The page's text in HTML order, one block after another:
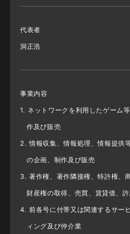
代表者
洞正浩
事業内容
1. ネットワークを利⽤したゲーム
作及び販売
2. 情報収集、情報処理、情報提供
の企画、制作及び販売
3. 著作権、著作隣接権、特許権、
財産権の取得、売買、賃貸借、
4. 前各号に付帯⼜は関連するサー
ィング及び仲介業